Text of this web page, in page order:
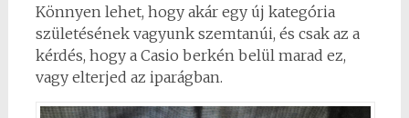
Könnyen lehet, hogy akár egy új kategória
születésének vagyunk szemtanúi, és csak az a
kérdés, hogy a Casio berkén belül marad ez,
vagy elterjed az iparágban.